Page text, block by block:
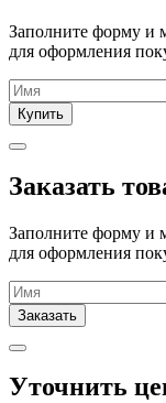
Заполните форму и
для оформления
Купить
Заказать
Заполните форму и
для оформления
Заказать
Уточнить